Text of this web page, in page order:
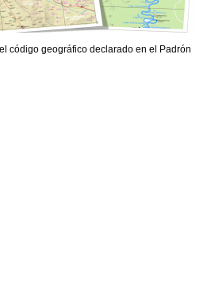
código geográfico declarado en el Padrón